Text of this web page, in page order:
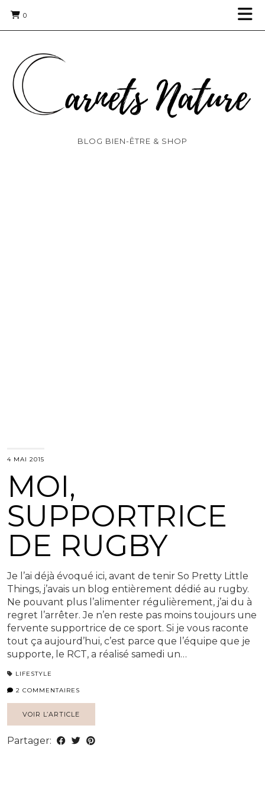
0
BLOG BIEN-ÊTRE & SHOP
4 MAI 2015
MOI,
SUPPORTRICE
DE RUGBY
Je l’ai déjà évoqué ici, avant de tenir So Pretty Little
Things, j’avais un blog entièrement dédié au rugby.
Ne pouvant plus l’alimenter régulièrement, j’ai du à
regret l’arrêter. Je n’en reste pas moins toujours une
fervente supportrice de ce sport. Si je vous raconte
tout ça aujourd’hui, c’est parce que l’équipe que je
supporte, le RCT, a réalisé samedi un…
LIFESTYLE
2 COMMENTAIRES
VOIR L’ARTICLE
Partager: